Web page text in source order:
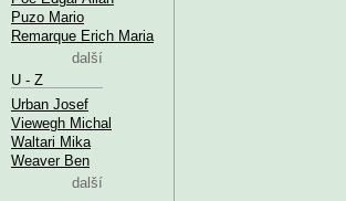
Puzo Mario
Remarque Erich Maria
další
U - Z
Urban Josef
Viewegh Michal
Waltari Mika
Weaver Ben
další